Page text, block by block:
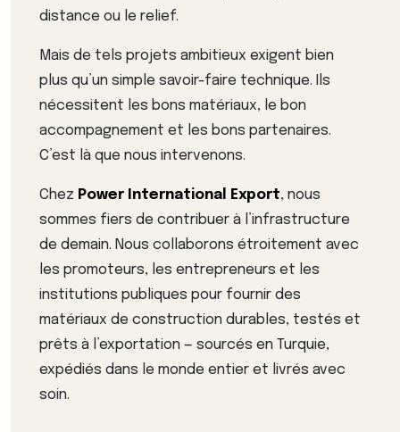
distance ou le relief.
Mais de tels projets ambitieux exigent bien
plus qu’un simple savoir-faire technique. Ils
nécessitent les bons matériaux, le bon
accompagnement et les bons partenaires.
C’est là que nous intervenons.
Chez Power International Export, nous
sommes fiers de contribuer à l’infrastructure
de demain. Nous collaborons étroitement avec
les promoteurs, les entrepreneurs et les
institutions publiques pour fournir des
matériaux de construction durables, testés et
prêts à l’exportation — sourcés en Turquie,
expédiés dans le monde entier et livrés avec
soin.